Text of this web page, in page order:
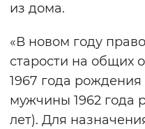
из дома.
«В новом году
старости на общих
1967 года
мужчины 1962 года
лет). Для